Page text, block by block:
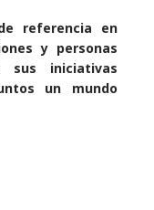
referencia en
y personas
iniciativas
un mundo